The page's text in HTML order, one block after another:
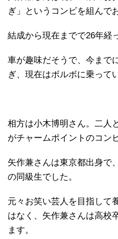
ぎ」というコンビを組んで
結成から現在までで26年経
車が趣味だそうで、今まで
ぎ、現在はボルボに乗って
相方は小木博明さん。二人
がチャームポイントのコン
矢作兼さんは東京都出身で
の同級生でした。
元々お笑い芸人を目指して
はなく、矢作兼さんは高校
ます。